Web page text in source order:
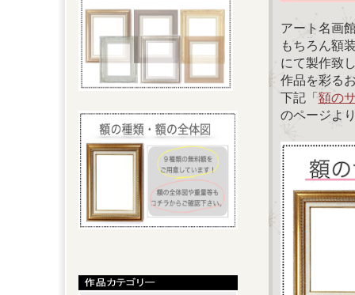
アート名画
もちろん額
にて製作致
作品を彩る
下記「額の
のページよ